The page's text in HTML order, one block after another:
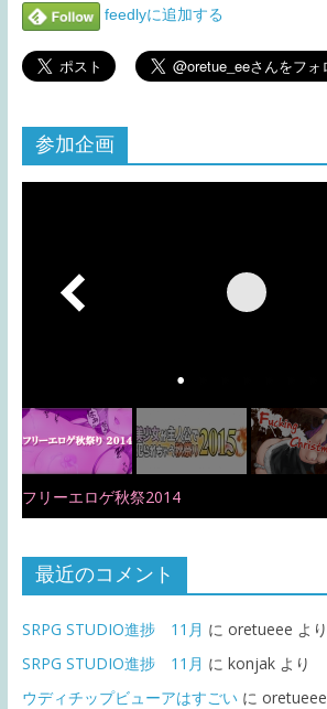
feedlyに追加する
参加企画
フリーエロゲ秋祭2014
最近のコメント
SRPG STUDIO進捗 11月 に oretueee より
SRPG STUDIO進捗 11月 に konjakより
ウディチップビューアはすごいに oretueee